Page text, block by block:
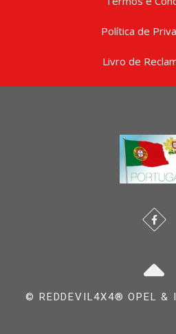
Política de
Livro de
© REDDEVIL4X4® OPEL &